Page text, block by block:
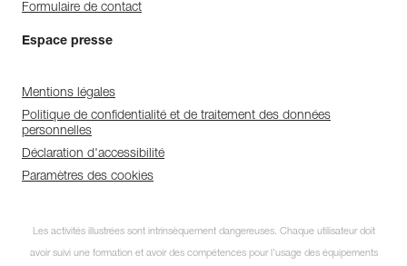
Formulaire de contact
Espace presse
Mentions légales
Politique de confidentialité et de traitement des données
personnelles
Déclaration d'accessibilité
Paramètres des cookies
Les activités illustrées sont intrinsèquement dangereuses. Chaque utilisateur doit
avoir suivi une formation et avoir des compétences pour l’usage des équipements